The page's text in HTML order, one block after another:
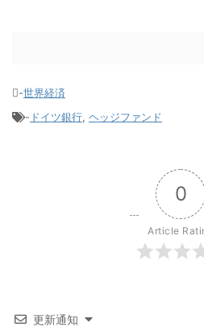
-世界経済
- ドイツ銀行, ヘッジファンド
0
Article
更新通知